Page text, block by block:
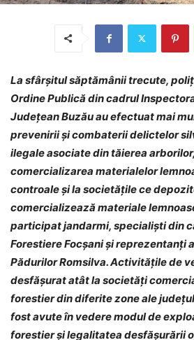
La sfârșitul săptămânii trecute,
Ordine Publică din cadrul
Judeţean Buzău au efectuat mai
prevenirii şi combaterii delictelor
ilegale asociate din tăierea
comercializarea materialelor
controale și la societățile ce
comercializează materiale
participat jandarmi, specialiști din
Forestiere Focșani și reprezentanți
Pădurilor Romsilva. Activităţile de
desfăşurat atât la societăţi
forestier din diferite zone ale
fost avute în vedere modul de
forestier şi legalitatea desfăşurării